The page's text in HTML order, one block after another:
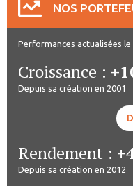
NOS
Performances actualisées
Croissance :
Depuis sa création en 2001
Rendement :
Depuis sa création en 2012